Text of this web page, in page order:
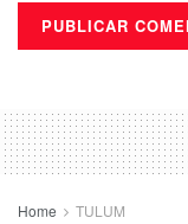
Home TULUM